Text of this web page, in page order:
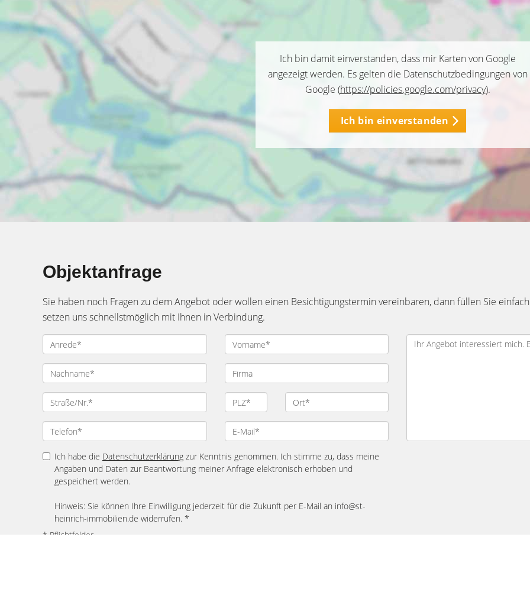
Ich bin damit einverstanden, dass mir Karten von Google
angezeigt werden. Es gelten die Datenschutzbedingungen von
Google (https://policies.google.com/privacy).
Ich bin einverstanden
Objektanfrage
Sie haben noch Fragen zu dem Angebot oder wollen einen Besichtigungstermin vereinbaren, dann füllen Sie
setzen uns schnellstmöglich mit Ihnen in Verbindung.
Ich habe die Datenschutzerklärung zur Kenntnis genommen. Ich stimme zu, dass meine
Angaben und Daten zur Beantwortung meiner Anfrage elektronisch erhoben und
gespeichert werden.
Hinweis: Sie können Ihre Einwilligung jederzeit für die Zukunft per E-Mail an info@st-
heinrich-immobilien.de widerrufen. *
* Pflichtfelder